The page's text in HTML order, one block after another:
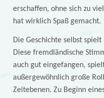
erschaffen, ohne sich zu
hat wirklich Spaß gemacht.
Die Geschichte selbst
Diese fremdländische
auch gut eingefangen,
außergewöhnlich große
Zeitebenen. Zu Beginn